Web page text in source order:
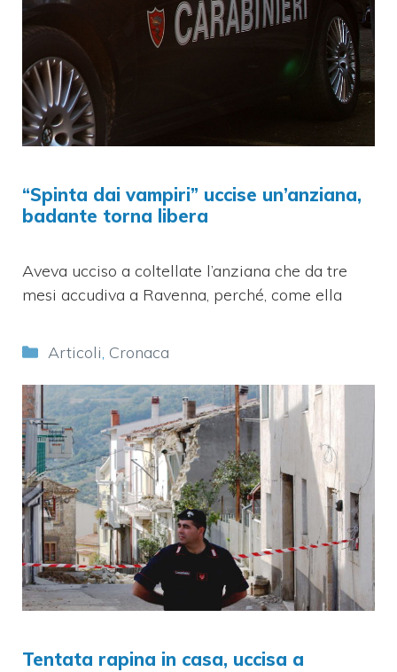
“Spinta dai vampiri” uccise un’anziana,
badante torna libera
Aveva ucciso a coltellate l’anziana che da tre
mesi accudiva a Ravenna, perché, come ella
Categorie
Articoli, Cronaca
Tentata rapina in casa, uccisa a